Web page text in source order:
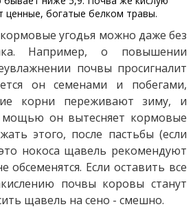
ценные, богатые белком травы.
угодья можно даже без
Например, о повышении
почвы просигналит
он семенами и побегами,
корни переживают зиму, и
мощью он вытесняет кормовые
этого, после пастьбы (если
нокоса щавель рекомендуют
обсеменятся. Если оставить все
почвы коровы станут
щавель на сено - смешно.